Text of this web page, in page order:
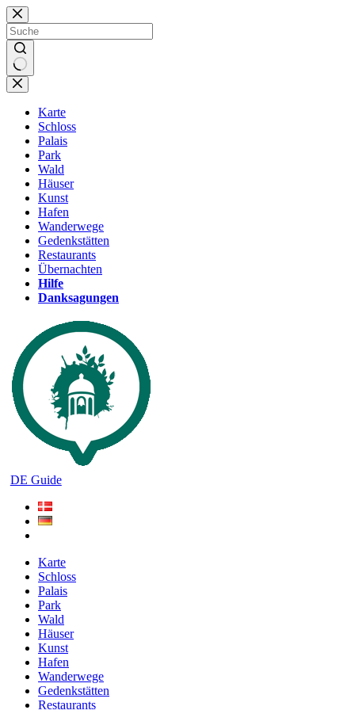
Zum
Inhalt
springen
Karte
Schloss
Palais
Park
Wald
Häuser
Kunst
Hafen
Wanderwege
Gedenkstätten
Restaurants
Übernachten
Hilfe
Danksagungen
DE Guide
Karte
Schloss
Palais
Park
Wald
Häuser
Kunst
Hafen
Wanderwege
Gedenkstätten
Restaurants